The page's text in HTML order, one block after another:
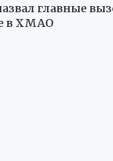
главные
в ХМАО